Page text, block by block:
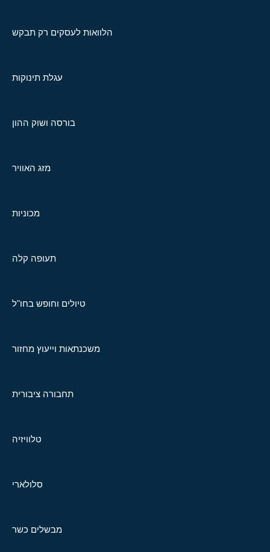
הלוואות לעסקים רק תבקש
עגלת תינוקות
בורסה ושוק ההון
מזג האוויר
מכוניות
תעופה קלה
טיולים וחופש בחו"ל
משכנתאות וייעוץ מחזור
תחבורה ציבורית
טלוויזיה
סלולארי
מבשלים כשר